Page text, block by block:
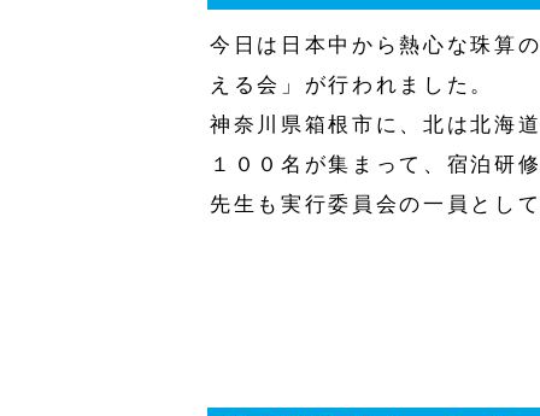
今日は日本中から熱心な珠算
える会」が行われました。
神奈川県箱根市に、北は北海
１００名が集まって、宿泊研
先生も実行委員会の一員とし